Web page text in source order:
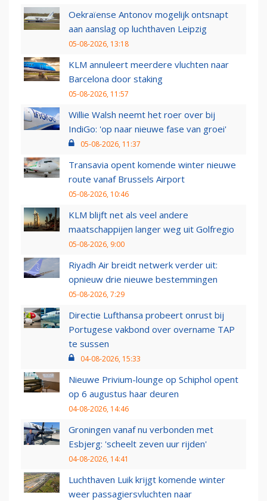
Oekraïense Antonov mogelijk ontsnapt
aan aanslag op luchthaven Leipzig
05-08-2026, 13:18
KLM annuleert meerdere vluchten naar
Barcelona door staking
05-08-2026, 11:57
Willie Walsh neemt het roer over bij
IndiGo: 'op naar nieuwe fase van groei'
05-08-2026, 11:37
Transavia opent komende winter nieuwe
route vanaf Brussels Airport
05-08-2026, 10:46
KLM blijft net als veel andere
maatschappijen langer weg uit Golfregio
05-08-2026, 9:00
Riyadh Air breidt netwerk verder uit:
opnieuw drie nieuwe bestemmingen
05-08-2026, 7:29
Directie Lufthansa probeert onrust bij
Portugese vakbond over overname TAP
te sussen
04-08-2026, 15:33
Nieuwe Privium-lounge op Schiphol opent
op 6 augustus haar deuren
04-08-2026, 14:46
Groningen vanaf nu verbonden met
Esbjerg: 'scheelt zeven uur rijden'
04-08-2026, 14:41
Luchthaven Luik krijgt komende winter
weer passagiersvluchten naar